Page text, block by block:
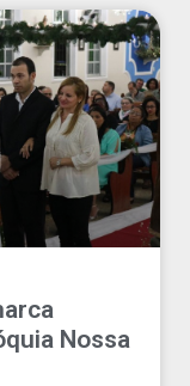
Nossa